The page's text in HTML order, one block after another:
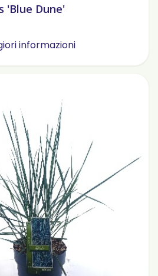
'Blue Dune'
informazioni